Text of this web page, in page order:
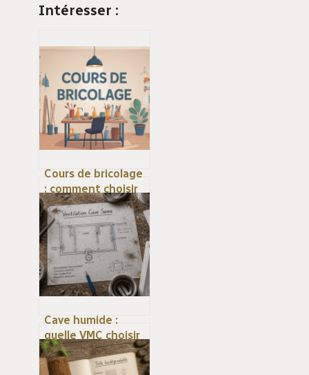
Intéresser :
Cours de bricolage
: comment choisir
la bonne formation
avec
institutdubricolage.com
Cave humide :
quelle VMC choisir
pour assainir
durablement votre